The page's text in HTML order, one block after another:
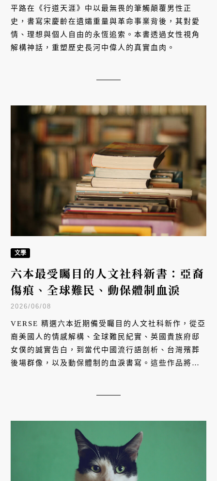
平路在《行道天涯》中以最無畏的筆觸顛覆男性正
史，書寫宋慶齡在遺孀重量與革命事業背後，其對愛
情、理想與個人自由的永恆追索。本書透過女性視角
解構神話，重塑歷史長河中偉人的真實血肉。
文學
六本最受矚目的人文社科新書：亞裔
傷痕、全球難民、動保體制血淚
2026/06/08
VERSE 精選六本近期備受矚目的人文社科新作，從亞
裔美國人的情感解構、全球難民紀實、英國貴族府邸
女僕的誠實告白，到當代中國流行語剖析、台灣殯葬
後場群像，以及動保體制的血淚書寫。這些作品將我